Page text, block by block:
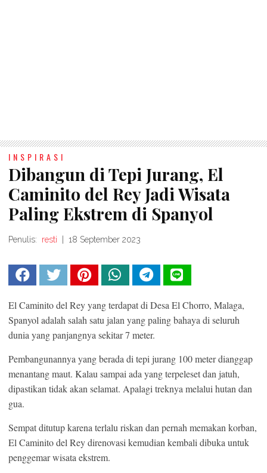
INSPIRASI
Dibangun di Tepi Jurang, El
Caminito del Rey Jadi Wisata
Paling Ekstrem di Spanyol
Penulis: resti | 18 September 2023
El Caminito del Rey yang terdapat di Desa El Chorro, Malaga,
Spanyol adalah salah satu jalan yang paling bahaya di seluruh
dunia yang panjangnya sekitar 7 meter.
Pembangunannya yang berada di tepi jurang 100 meter dianggap
menantang maut. Kalau sampai ada yang terpeleset dan jatuh,
dipastikan tidak akan selamat. Apalagi treknya melalui hutan dan
gua.
Sempat ditutup karena terlalu riskan dan pernah memakan korban,
El Caminito del Rey direnovasi kemudian kembali dibuka untuk
penggemar wisata ekstrem.